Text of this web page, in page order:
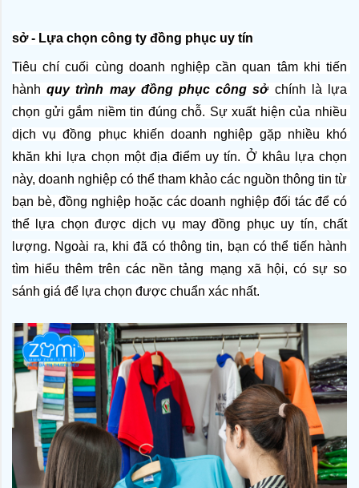
sở - Lựa chọn công ty đồng phục uy tín
Tiêu chí cuối cùng doanh nghiệp cần quan tâm khi tiến
hành quy trình may đồng phục công sở chính là lựa
chọn gửi gắm niềm tin đúng chỗ. Sự xuất hiện của nhiều
dịch vụ đồng phục khiến doanh nghiệp gặp nhiều khó
khăn khi lựa chọn một địa điểm uy tín. Ở khâu lựa chọn
này, doanh nghiệp có thể tham khảo các nguồn thông tin từ
bạn bè, đồng nghiệp hoặc các doanh nghiệp đối tác để có
thể lựa chọn được dịch vụ may đồng phục uy tín, chất
lượng. Ngoài ra, khi đã có thông tin, bạn có thể tiến hành
tìm hiểu thêm trên các nền tảng mạng xã hội, có sự so
sánh giá để lựa chọn được chuẩn xác nhất.